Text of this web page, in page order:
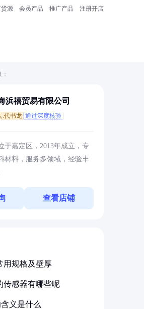
源 会员产品 推广产品 注册开店
浜禧贸易有限公司
:代书龙 通过深度核验
于嘉定区，2013年成立，专
材料，服务多领域，经验丰
查看店铺
用规格及壁厚
传感器有哪些呢
义是什么